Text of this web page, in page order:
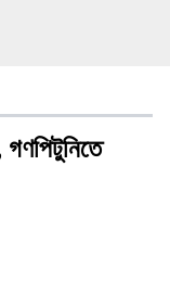
গণপিটুনিতে